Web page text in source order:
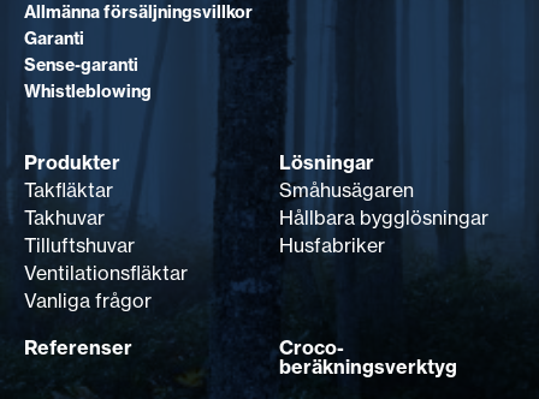
Allmänna försäljningsvillkor
Garanti
Sense-garanti
Whistleblowing
Produkter
Takfläktar
Takhuvar
Tilluftshuvar
Ventilationsfläktar
Vanliga frågor
Lösningar
Småhusägaren
Hållbara bygglösningar
Husfabriker
Referenser
Croco-
beräkningsverktyg